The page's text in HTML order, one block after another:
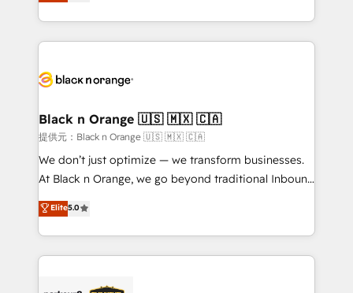
detailed financial rationale with a focus on ROI and
embark on a transformational journey that sets your
business up for long-term success. Unlock your
business. If not now, when?
le marketing digital, et la relation client ! C'est
pourquoi, nos experts sont à la fois capables de
référencement, votre stratégie digitale et le pilotage
projet HubSpot avec DIGITALISIM : 🧽 Nettoyage,
migration et intégration des bases de données. 🚀
Développement des interfaces avec vos logiciels
métiers ⚙️ Configuration de la plateforme HubSpot
Book Process & Guidelines utilisateurs 🎓
Formations des utilisateurs
Black n Orange 🇺🇸 🇲🇽 🇨🇦
提供元：Black n Orange 🇺🇸 🇲🇽 🇨🇦
We don’t just optimize — we transform businesses.
At Black n Orange, we go beyond traditional Inbound
Marketing with our exclusive methodologies:
BOOMS and BOOST. Together, they form a powerful
combination that has driven success for over 800
businesses worldwide. As Elite HubSpot Partners, we
Elite5.0